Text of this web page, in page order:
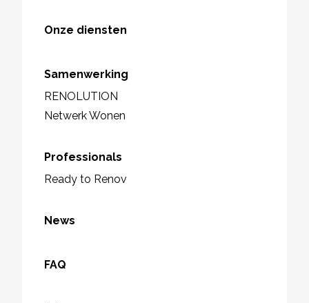
Onze diensten
Samenwerking
RENOLUTION
Netwerk Wonen
Professionals
Ready to Renov
News
FAQ